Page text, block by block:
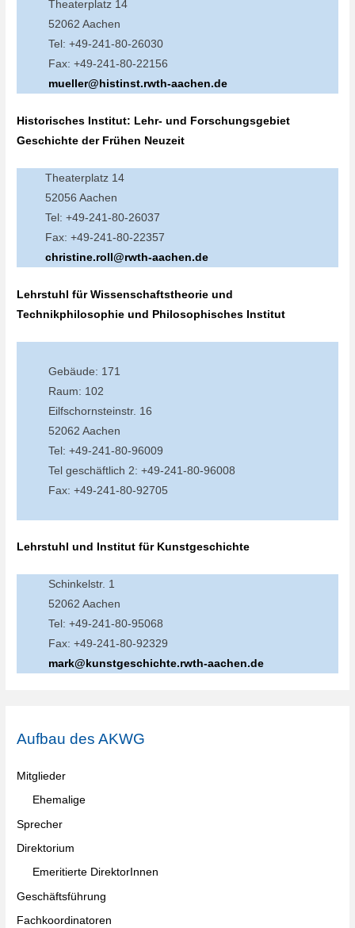
Aufbau des AKWG
Mitglieder
Ehemalige
Sprecher
Direktorium
Emeritierte DirektorInnen
Geschäftsführung
Fachkoordinatoren
Theaterplatz 14
52062 Aachen
Tel: +49-241-80-26030
Fax: +49-241-80-22156
mueller@histinst.rwth-aachen.de
Historisches Institut: Lehr- und Forschungsgebiet
Geschichte der Frühen Neuzeit
Theaterplatz 14
52056 Aachen
Tel: +49-241-80-26037
Fax: +49-241-80-22357
christine.roll@rwth-aachen.de
Lehrstuhl für Wissenschaftstheorie und
Technikphilosophie und Philosophisches Institut
Gebäude: 171
Raum: 102
Eilfschornsteinstr. 16
52062 Aachen
Tel: +49-241-80-96009
Tel geschäftlich 2: +49-241-80-96008
Fax: +49-241-80-92705
Lehrstuhl und Institut für Kunstgeschichte
Schinkelstr. 1
52062 Aachen
Tel: +49-241-80-95068
Fax: +49-241-80-92329
mark@kunstgeschichte.rwth-aachen.de